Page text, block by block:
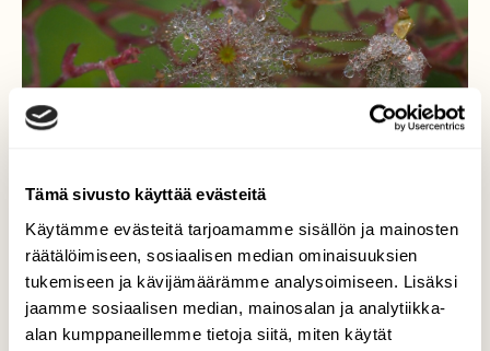
Tämä sivusto käyttää evästeitä
Käytämme evästeitä tarjoamamme sisällön ja mainosten
räätälöimiseen, sosiaalisen median ominaisuuksien
tukemiseen ja kävijämäärämme analysoimiseen. Lisäksi
jaamme sosiaalisen median, mainosalan ja analytiikka-
alan kumppaneillemme tietoja siitä, miten käytät
Kuihtunutta kauneutta-
virmajuuren kasteiset koristeet.